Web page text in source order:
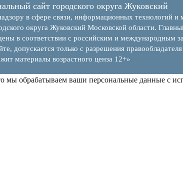
сайт городского округа Жуковский
в сфере связи, информационных технологий
округа Жуковский Московской области.
в соответствии с российским и международным
допускается только с разрешения
материалы возрастного ценза 12+»
мы обрабатываем ваши персональные данные с